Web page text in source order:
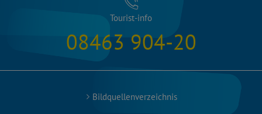
Tourist-info
08463 904-20
Bildquellenverzeichnis